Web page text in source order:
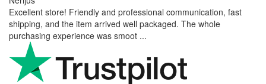
Excellent store! Friendly and professional communication, fast
shipping, and the item arrived well packaged. The whole
purchasing experience was smoot ...